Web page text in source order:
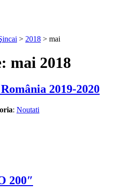
> 2018 > mai
mai 2018
2019-2020
: Noutati
200″